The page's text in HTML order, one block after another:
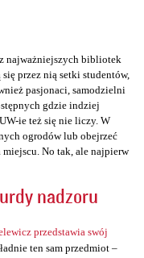
najważniejszych bibliotek
przez nią setki studentów,
pasjonaci, samodzielni
gdzie indziej
ie też się nie liczy. W
ogrodów lub obejrzeć
No tak, ale najpierw
nadzoru
przedstawia swój
ten sam przedmiot –